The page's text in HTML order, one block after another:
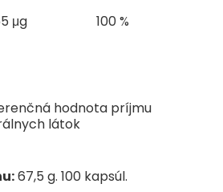
μg 100 %
hodnota príjmu
látok
67,5 g. 100 kapsúl.